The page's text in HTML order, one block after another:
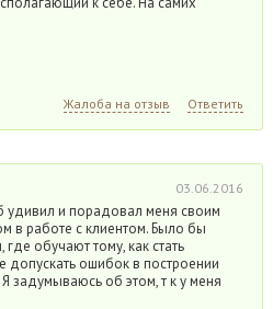
Жалоба на отзыв Ответить
03.06.2016
удивил и порадовал меня своим
в работе с клиентом. Было бы
обучают тому, как стать
ошибок в построении
задумываюсь об этом, т к у меня